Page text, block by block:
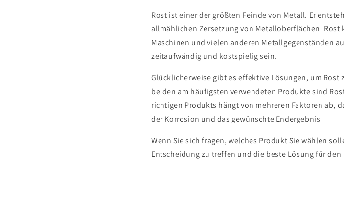
Rost ist einer der größten Feinde von Metall. Er
allmählichen Zersetzung von Metalloberflächen. Rost
Maschinen und vielen anderen Metallgegenständen
zeitaufwändig und kostspielig sein.
Glücklicherweise gibt es effektive Lösungen, um
beiden am häufigsten verwendeten Produkte sind
richtigen Produkts hängt von mehreren Faktoren ab,
der Korrosion und das gewünschte Endergebnis.
Wenn Sie sich fragen, welches Produkt Sie wählen
Entscheidung zu treffen und die beste Lösung für